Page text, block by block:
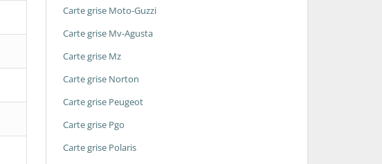
Carte grise Moto-Guzzi
Carte grise Mv-Agusta
Carte grise Mz
Carte grise Norton
Carte grise Peugeot
Carte grise Pgo
Carte grise Polaris